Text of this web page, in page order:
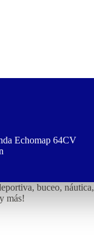
Echomap 64CV
buceo, náutica,
más!